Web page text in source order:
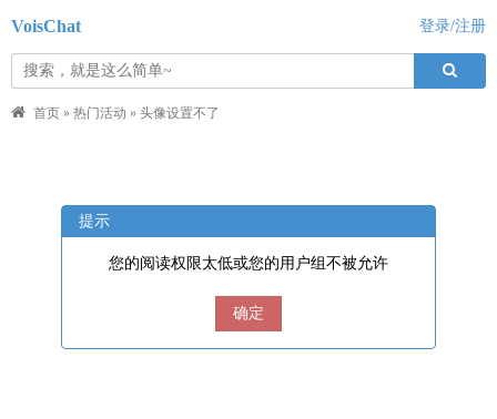
VoisChat 登录/注册
首页 » 热门活动 » 头像设置不了
提示
您的阅读权限太低或您的用户组不被允许
确定